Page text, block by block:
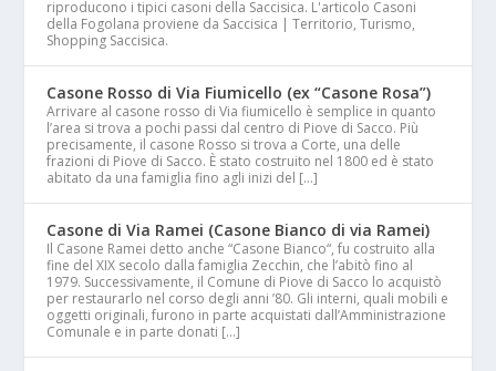
riproducono i tipici casoni della Saccisica. L'articolo Casoni
della Fogolana proviene da Saccisica | Territorio, Turismo,
Shopping Saccisica.
Casone Rosso di Via Fiumicello (ex “Casone Rosa”)
Arrivare al casone rosso di Via fiumicello è semplice in quanto
l’area si trova a pochi passi dal centro di Piove di Sacco. Più
precisamente, il casone Rosso si trova a Corte, una delle
frazioni di Piove di Sacco. È stato costruito nel 1800 ed è stato
abitato da una famiglia fino agli inizi del […]
Casone di Via Ramei (Casone Bianco di via Ramei)
Il Casone Ramei detto anche “Casone Bianco“, fu costruito alla
fine del XIX secolo dalla famiglia Zecchin, che l’abitò fino al
1979. Successivamente, il Comune di Piove di Sacco lo acquistò
per restaurarlo nel corso degli anni ’80. Gli interni, quali mobili e
oggetti originali, furono in parte acquistati dall’Amministrazione
Comunale e in parte donati […]